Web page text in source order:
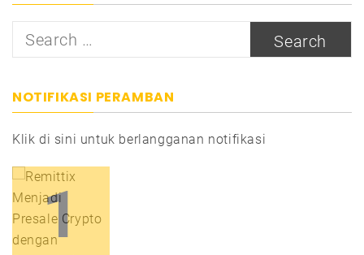
Search
NOTIFIKASI PERAMBAN
Klik di sini untuk berlangganan notifikasi
1